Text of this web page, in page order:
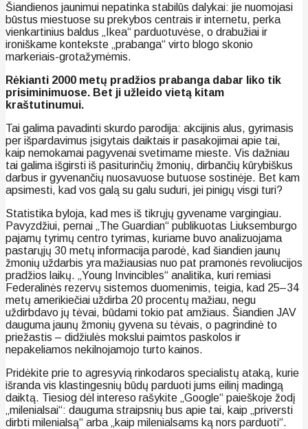
Šiandienos jaunimui nepatinka stabilūs dalykai: jie nuomojasi
būstus miestuose su prekybos centrais ir internetu, perka
vienkartinius baldus „Ikea“ parduotuvėse, o drabužiai ir
ironiškame kontekste „prabanga“ virto blogo skonio
markeriais-grotažymėmis.
Rėkianti 2000 metų pradžios prabanga dabar liko tik
prisiminimuose. Bet ji užleido vietą kitam
kraštutinumui.
Tai galima pavadinti skurdo parodija: akcijinis alus, gyrimasis
per išpardavimus įsigytais daiktais ir pasakojimai apie tai,
kaip nemokamai pagyvenai svetimame mieste. Vis dažniau
tai galima išgirsti iš pasiturinčių žmonių, dirbančių kūrybiškus
darbus ir gyvenančių nuosavuose butuose sostinėje. Bet kam
apsimesti, kad vos galą su galu suduri, jei pinigų visgi turi?
Statistika byloja, kad mes iš tikrųjų gyvename vargingiau.
Pavyzdžiui, pernai „The Guardian“ publikuotas Liuksemburgo
pajamų tyrimų centro tyrimas, kuriame buvo analizuojama
pastarųjų 30 metų informacija parodė, kad šiandien jaunų
žmonių uždarbis yra mažiausias nuo pat pramonės revoliucijos
pradžios laikų. „Young Invincibles“ analitika, kuri remiasi
Federalinės rezervų sistemos duomenimis, teigia, kad 25–34
metų amerikiečiai uždirba 20 procentų mažiau, negu
uždirbdavo jų tėvai, būdami tokio pat amžiaus. Šiandien JAV
dauguma jaunų žmonių gyvena su tėvais, o pagrindinė to
priežastis – didžiulės mokslui paimtos paskolos ir
nepakeliamos nekilnojamojo turto kainos.
Pridėkite prie to agresyvią rinkodaros specialistų ataką, kurie
išranda vis klastingesnių būdų parduoti jums eilinį madingą
daiktą. Tiesiog dėl intereso rašykite „Google“ paieškoje žodį
„milenialsai“: dauguma straipsnių bus apie tai, kaip „priversti
dirbti milenialsą“ arba „kaip milenialsams ką nors parduoti“.